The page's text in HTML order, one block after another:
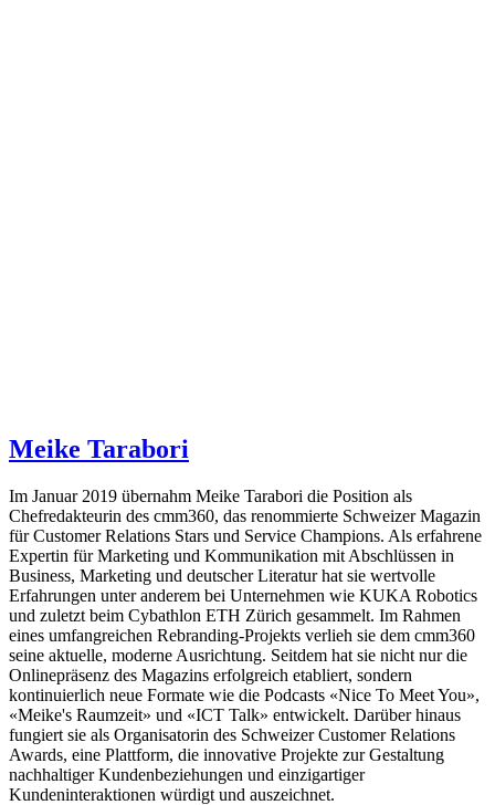
Meike Tarabori
Im Januar 2019 übernahm Meike Tarabori die Position als
Chefredakteurin des cmm360, das renommierte Schweizer Magazin
für Customer Relations Stars und Service Champions. Als erfahrene
Expertin für Marketing und Kommunikation mit Abschlüssen in
Business, Marketing und deutscher Literatur hat sie wertvolle
Erfahrungen unter anderem bei Unternehmen wie KUKA Robotics
und zuletzt beim Cybathlon ETH Zürich gesammelt. Im Rahmen
eines umfangreichen Rebranding-Projekts verlieh sie dem cmm360
seine aktuelle, moderne Ausrichtung. Seitdem hat sie nicht nur die
Onlinepräsenz des Magazins erfolgreich etabliert, sondern
kontinuierlich neue Formate wie die Podcasts «Nice To Meet You»,
«Meike's Raumzeit» und «ICT Talk» entwickelt. Darüber hinaus
fungiert sie als Organisatorin des Schweizer Customer Relations
Awards, eine Plattform, die innovative Projekte zur Gestaltung
nachhaltiger Kundenbeziehungen und einzigartiger
Kundeninteraktionen würdigt und auszeichnet.